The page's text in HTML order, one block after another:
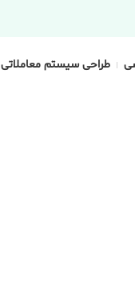
طراحی سیستم معاملاتی